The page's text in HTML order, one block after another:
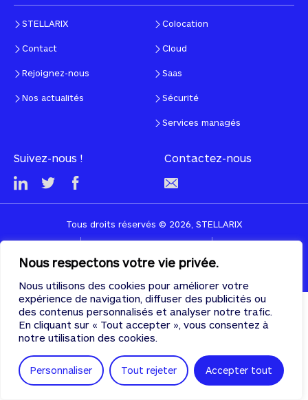
Nous respectons votre vie privée.
Nous utilisons des cookies pour améliorer votre
expérience de navigation, diffuser des publicités ou
des contenus personnalisés et analyser notre trafic.
En cliquant sur « Tout accepter », vous consentez à
notre utilisation des cookies.
Personnaliser Tout rejeter Accepter tout
SaaS
Français
STELLARIX
Contact
Rejoignez-nous
Nos actualités
Colocation
Cloud
Saas
Sécurité
Services managés
Suivez-nous ! Contactez-nous
Tous droits réservés © 2026, STELLARIX
Designed & developed with♡byPULSE